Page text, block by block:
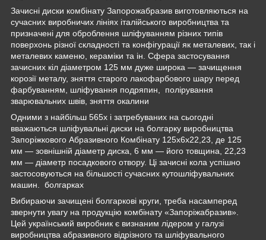
Зачисні диски комбінату Запорожабразив виготовляються на
сучасних виробничих лініях італійського виробництва та
призначені для оброблення шліфуванням різних типів
поверхонь різної складності та конфігурації як металевих, так і
металевих каменю, кераміки та ін. Сфера застосування
зачисних кіл діаметром 125 мм дуже широка — зачищення
корозії металу, зняття старого лакофарбового шару перед
фарбуванням, шліфування подряпин, полірування
зварювальних швів, зняття окалини
Одними з найбільш 565х і затребуваних на сьогодні
вважаються шліфувальні диски на болгарку виробництва
Запоріжкового Абразивного Комбінату 125х6х22,23, де 125
мм — зовнішній діаметр диска, 6 мм — його товщина, 22,23
мм — діаметр посадкового отвору. Ці зачисні кола успішно
застосовуються на більшості сучасних кутошліфувальних
машин. болгарках
Вибираючи зачищені болгаркові круги, треба насамперед
звернути увагу на продукцію комбінату «Запоріжабразив».
Цей український виробник є визнаним лідером у галузі
виробництва абразивного відрізного та шліфувального